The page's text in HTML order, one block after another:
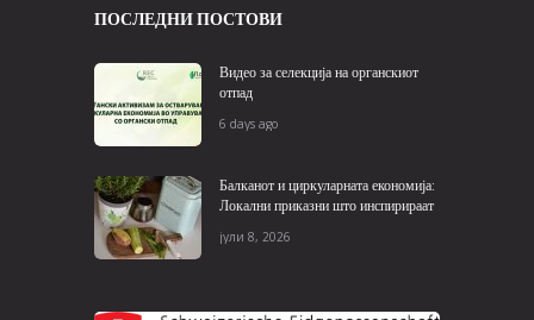
ПОСЛЕДНИ ПОСТОВИ
Видео за селекција на органскиот
отпад
6 days ago
Балканот и циркуларната економија:
Локални приказни што инспирираат
јули 8, 2026